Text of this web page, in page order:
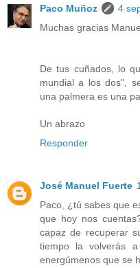
Paco Muñoz
4
Muchas gracias
De tus cuñados, lo
mundial a los dos",
una palmera es una
Un abrazo
Responder
José Manuel Fuerte
Paco, ¿tú sabes que
que hoy nos
capaz de recuperar
tiempo la volverás
energúmenos que se